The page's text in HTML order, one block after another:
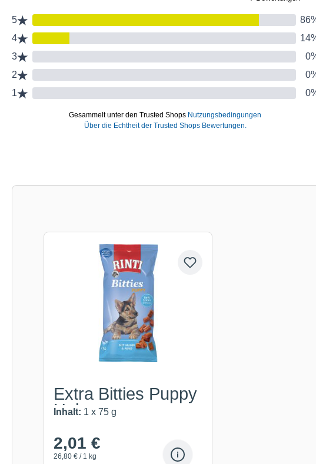
Produktgalerie überspringen
Extra Bitties Puppy
Huhn un...
Inhalt: 1 x 75 g
2,01 €
26,80 € / 1 kg